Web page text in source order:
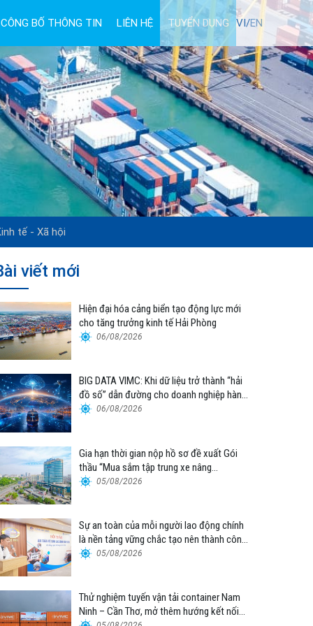
CÔNG BỐ THÔNG TIN LIÊN HỆ TUYỂN DỤNG VI/EN
tế - Xã hội
viết mới
Hiện đại hóa cảng biển tạo động lực mới
cho tăng trưởng kinh tế Hải Phòng
06/08/2026
BIG DATA VIMC: Khi dữ liệu trở thành “hải
đồ số” dẫn đường cho doanh nghiệp hàng
hải 06/08/2026
Gia hạn thời gian nộp hồ sơ đề xuất Gói
thầu “Mua sắm tập trung xe nâng
container thuộc Tổng công ty Hàng hải
05/08/2026
Sự an toàn của mỗi người lao động chính
là nền tảng vững chắc tạo nên thành công
của Cảng Đà Nẵng
05/08/2026
Thử nghiệm tuyến vận tải container Nam
Ninh – Cần Thơ, mở thêm hướng kết nối